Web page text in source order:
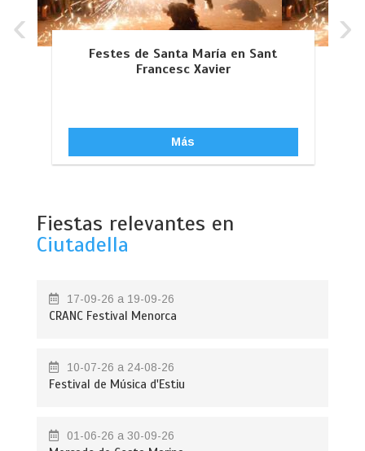
Festes de Santa María en Sant
Francesc Xavier
Más
‹ ›
Fiestas relevantes en
Ciutadella
17-09-26 a 19-09-26
CRANC Festival Menorca
10-07-26 a 24-08-26
Festival de Música d'Estiu
01-06-26 a 30-09-26